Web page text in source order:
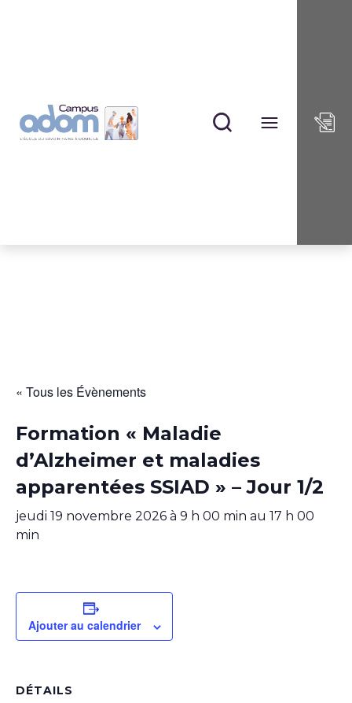
« Tous les Évènements
Formation « Maladie
d’Alzheimer et maladies
apparentées SSIAD » – Jour 1/2
jeudi 19 novembre 2026 à 9 h 00 min au 17 h 00
min
Ajouter au calendrier
DÉTAILS